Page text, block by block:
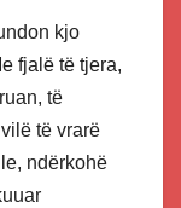
kjo
fjalë të tjera,
të
të vrarë
ndërkohë